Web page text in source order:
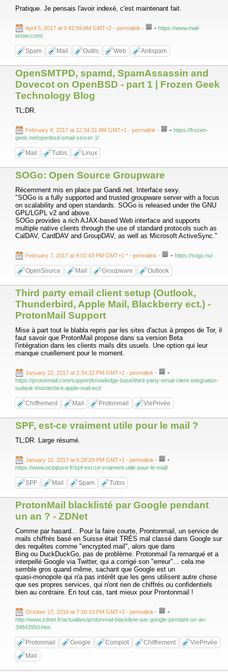
Pratique. Je pensais l'avoir indexé, c'est maintenant fait.
April 5, 2017 at 9:42:59 AM GMT+2 - permalink - - https://www.mail-
tester.com/
Spam Mail Outils Web Antispam
OpenSMTPD, spamd, SpamAssassin and
Dovecot on OpenBSD - part 1 | Frozen Geek
Technology Blog
TL;DR.
February 8, 2017 at 12:34:31 AM GMT+1 - permalink - - https://frozen-
geek.net/openbsd-email-server-1/
Mail Tutos Linux
SOGo: Open Source Groupware
Récemment mis en place par Gandi.net. Interface sexy.
"SOGo is a fully supported and trusted groupware server with a focus
on scalability and open standards. SOGo is released under the GNU
GPL/LGPL v2 and above.
SOGo provides a rich AJAX-based Web interface and supports
multiple native clients through the use of standard protocols such as
CalDAV, CardDAV and GroupDAV, as well as Microsoft ActiveSync."
February 7, 2017 at 9:01:43 PM GMT+1 * - permalink - - https://sogo.nu/
OpenSource Mail Groupware Outlook
Third party email client setup (Outlook,
Thunderbird, Apple Mail, Blackberry ect.) -
ProtonMail Support
Mise à part tout le blabla repris par les sites d'actus à propos de Tor, il
faut savoir que ProtonMail propose dans sa version Beta
l'intégration dans les clients mails dits usuels. Une option qui leur
manque cruellement pour le moment.
January 22, 2017 at 2:34:32 PM GMT+1 - permalink - -
https://protonmail.com/support/knowledge-base/third-party-email-client-integration-
outlook-thunderbird-apple-mail-ect/
Chiffrement Mail Protonmail ViePrivée
SPF, est-ce vraiment utile pour le mail ?
TL;DR. Large résumé.
January 12, 2017 at 6:28:29 PM GMT+1 - permalink - -
https://www.octopuce.fr/spf-est-ce-vraiment-utile-pour-le-mail/
SPF Mail Spam Tutos
ProtonMail blacklisté par Google pendant
un an ? - ZDNet
Comme par hasard... Pour la faire courte, Prontonmail, un service de
mails chiffrés basé en Suisse était TRÈS mal classé dans Google sur
des requêtes comme "encrypted mail", alors que dans
Bing ou DuckDuckGo, pas de problème. Protonmail l'a remarqué et a
interpellé Google via Twitter, qui a corrigé son "erreur"... cela me
semble gros quand même, sachant que Google est un
quasi-monopole qui n'a pas intérêt que les gens utilisent autre chose
que ses propres services, qui n'ont rien de chiffrés ou confidentiels
bien au contraire. En tout cas, tant mieux pour Prontonmail !
October 27, 2016 at 7:16:13 PM GMT+2 - permalink - -
http://www.zdnet.fr/actualites/protonmail-blackliste-par-google-pendant-un-an-
39843950.htm
Protonmail Google Complot Chiffrement
ViePrivée
Mail